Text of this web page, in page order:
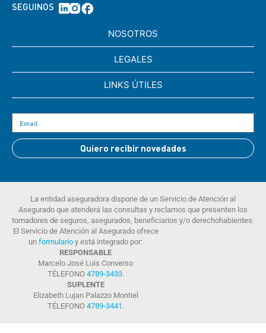
SEGUINOS
NOSOTROS
LEGALES
LINKS ÚTILES
Quiero recibir novedades
La entidad aseguradora dispone de un Servicio de Atención al
Asegurado que atenderá las consultas y reclamos que presenten los
tomadores de seguros, asegurados, beneficiarios y/o derechohabientes.
El Servicio de Atención al Asegurado ofrece
un formulario y está integrado por:
RESPONSABLE
Marcelo José Luis Converso
TÉLEFONO 4789-3433.
SUPLENTE
Elizabeth Lujan Palazzo Montiel
TÉLEFONO 4789-3441 .